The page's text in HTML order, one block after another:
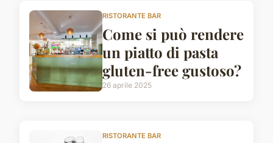
RISTORANTE BAR
Come si può rendere
un piatto di pasta
gluten-free gustoso?
26 aprile 2025
RISTORANTE BAR